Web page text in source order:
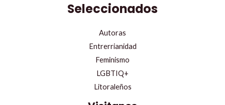
Seleccionados
Autoras
Entrerrianidad
Feminismo
LGBTIQ+
Litoraleños